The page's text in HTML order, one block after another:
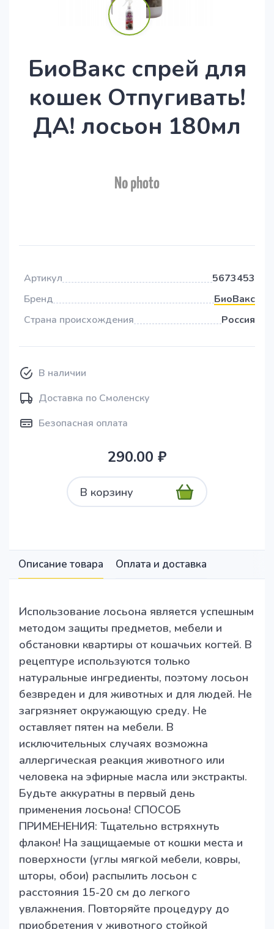
БиоВакс спрей для
кошек Отпугивать!
ДА! лосьон 180мл
Артикул
5673453
Бренд
БиоВакс
Страна происхождения
Россия
В наличии
Доставка по Смоленску
Безопасная оплата
290.00 ₽
В корзину
Описание товара Оплата и доставка
Использование лосьона является успешным
методом защиты предметов, мебели и
обстановки квартиры от кошачьих когтей. В
рецептуре используются только
натуральные ингредиенты, поэтому лосьон
безвреден и для животных и для людей. Не
загрязняет окружающую среду. Не
оставляет пятен на мебели. В
исключительных случаях возможна
аллергическая реакция животного или
человека на эфирные масла или экстракты.
Будьте аккуратны в первый день
применения лосьона! СПОСОБ
ПРИМЕНЕНИЯ: Тщательно встряхнуть
флакон! На защищаемые от кошки места и
поверхности (углы мягкой мебели, ковры,
шторы, обои) распылить лосьон с
расстояния 15-20 см до легкого
увлажнения. Повторяйте процедуру до
приобретения у животного стойкой